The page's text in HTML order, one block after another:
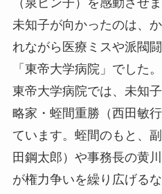
（泉ピン子）を感動させ
未知子が向かったのは、
れながら医療ミスや派閥
「東帝大学病院」でした。
東帝大学病院では、未知
略家・蛭間重勝（西田敏
ています。蛭間のもと、
田鋼太郎）や事務長の黄
が権力争いを繰り広げる